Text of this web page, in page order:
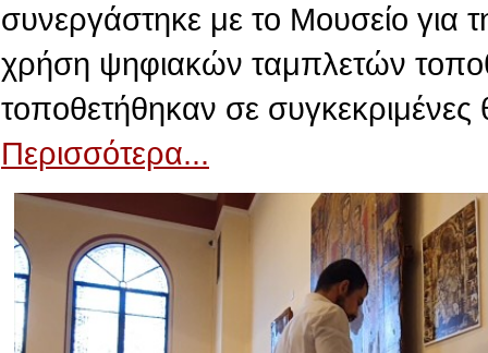
συνεργάστηκε με το Μουσείο για
χρήση ψηφιακών ταμπλετών
τοποθετήθηκαν σε
Περισσότερα...